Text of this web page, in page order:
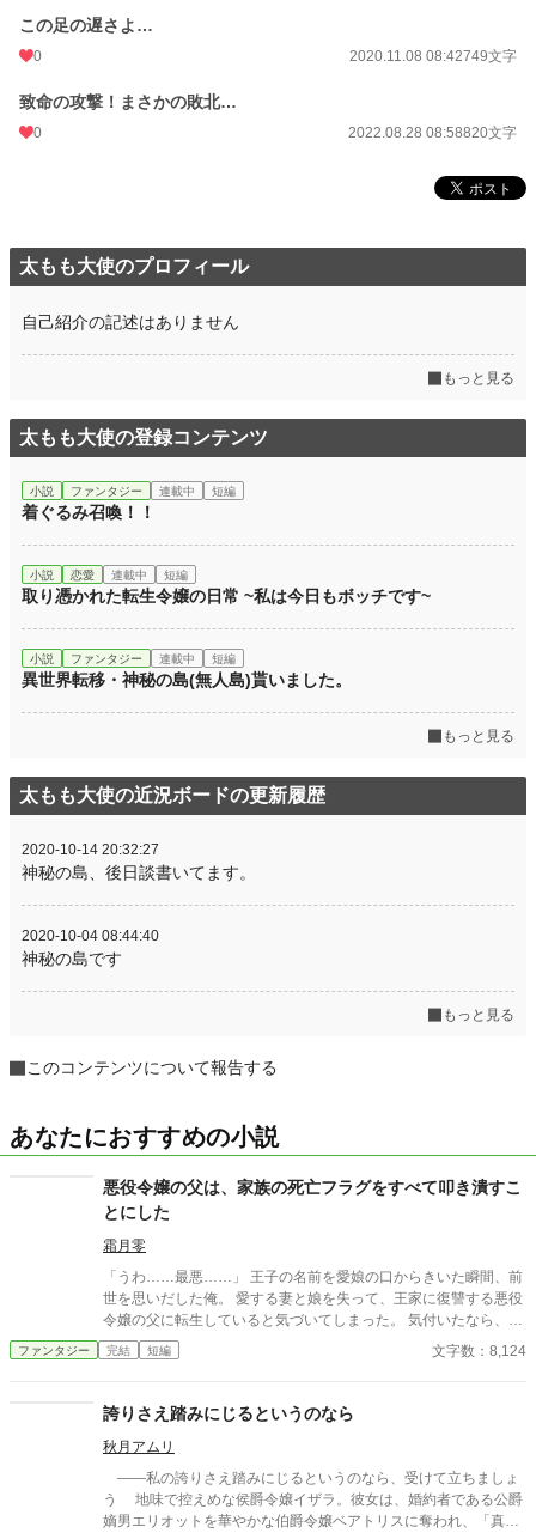
この足の遅さよ…
0 2020.11.08 08:42749文字
致命の攻撃！まさかの敗北…
0 2022.08.28 08:58820文字
太もも大使のプロフィール
自己紹介の記述はありません
もっと見る
太もも大使の登録コンテンツ
小説 ファンタジー 連載中 短編
着ぐるみ召喚！！
小説 恋愛 連載中 短編
取り憑かれた転生令嬢の日常 ~私は今日もボッチです~
小説 ファンタジー 連載中 短編
異世界転移・神秘の島(無人島)貰いました。
もっと見る
太もも大使の近況ボードの更新履歴
2020-10-14 20:32:27
神秘の島、後日談書いてます。
2020-10-04 08:44:40
神秘の島です
もっと見る
このコンテンツについて報告する
あなたにおすすめの小説
悪役令嬢の父は、家族の死亡フラグをすべて叩き潰すこ
とにした
霜月零
「うわ……最悪……」 王子の名前を愛娘の口からきいた瞬間、前
世を思いだした俺。 愛する妻と娘を失って、王家に復讐する悪役
令嬢の父に転生していると気づいてしまった。 気付いたなら、妻
と娘の死亡フラグは破壊するよ。 まだ二人とも生きてるからね。
物語の通りになんて、させるか！ ※他サイトにも掲載中
ファンタジー 完結 短編 文字数：8,124
誇りさえ踏みにじるというのなら
秋月アムリ
――私の誇りさえ踏みにじるというのなら、受けて立ちましょ
う 地味で控えめな侯爵令嬢イザラ。彼女は、婚約者である公爵
嫡男エリオットを華やかな伯爵令嬢ベアトリスに奪われ、「真実